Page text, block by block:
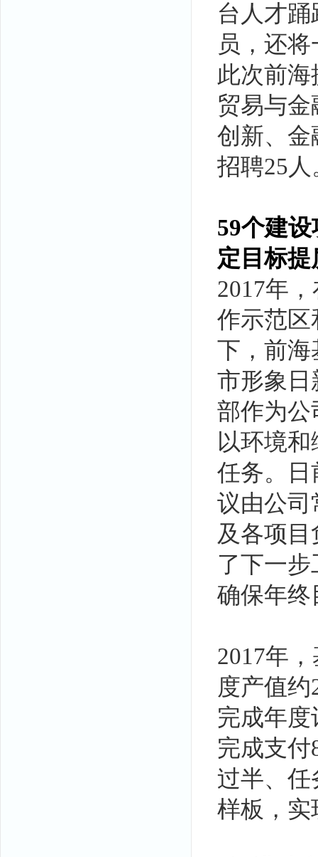
台人才
员，还
此次前
贸易与
创新、金
招聘25人
59个建
定目标提
2017年
作示范区
下，前海
市形象日
部作为公
以环境
任务。日
议由公司
及各项
了下一
确保年终
2017年
度产值
完成年度
完成支付
过半、任
样板，实